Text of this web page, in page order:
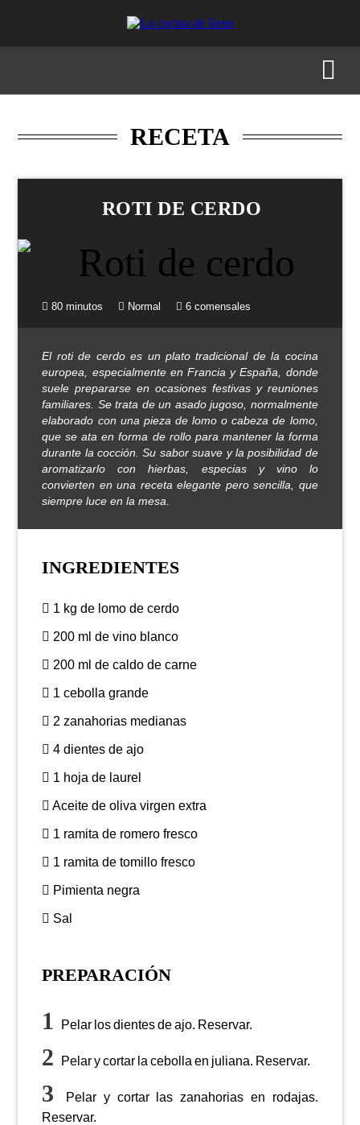
RECETA
ROTI DE CERDO
80 minutos Normal 6 comensales
El roti de cerdo es un plato tradicional de la cocina
europea, especialmente en Francia y España, donde
suele prepararse en ocasiones festivas y reuniones
familiares. Se trata de un asado jugoso, normalmente
elaborado con una pieza de lomo o cabeza de lomo,
que se ata en forma de rollo para mantener la forma
durante la cocción. Su sabor suave y la posibilidad de
aromatizarlo con hierbas, especias y vino lo
convierten en una receta elegante pero sencilla, que
siempre luce en la mesa.
INGREDIENTES
1 kg de lomo de cerdo
200 ml de vino blanco
200 ml de caldo de carne
1 cebolla grande
2 zanahorias medianas
4 dientes de ajo
1 hoja de laurel
Aceite de oliva virgen extra
1 ramita de romero fresco
1 ramita de tomillo fresco
Pimienta negra
Sal
PREPARACIÓN
Pelar los dientes de ajo. Reservar.
Pelar y cortar la cebolla en juliana. Reservar.
Pelar y cortar las zanahorias en rodajas.
Reservar.